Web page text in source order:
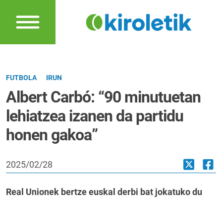
FUTBOLA IRUN
Albert Carbó: “90 minutuetan
lehiatzea izanen da partidu
honen gakoa”
2025/02/28
Real Unionek bertze euskal derbi bat jokatuko du